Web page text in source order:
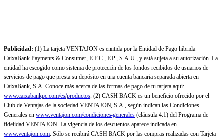
Publicidad: (1) La tarjeta VENTAJON es emitida por la Entidad de Pago híbrida
CaixaBank Payments & Consumer, E.F.C., E.P., S.A.U., y está sujeta a su autorización. La
entidad ha escogido como sistema de protección de los fondos recibidos de usuarios de
servicios de pago que presta su depósito en una cuenta bancaria separada abierta en
CaixaBank, S.A. Conoce más acerca de las formas de pago de tu tarjeta aquí:
www.caixabankpc.com/es/productos. (2) CASH BACK es un beneficio ofrecido por el
Club de Ventajas de la sociedad VENTAJON, S.A., según indican las Condiciones
Generales en www.ventajon.com/condiciones-generales (cláusula 4.1) del Programa de
fidelidad VENTAJON. La vigencia de los descuentos aparece indicada en
www.ventajon.com. Sólo se recibirá CASH BACK por las compras realizadas con Tarjeta